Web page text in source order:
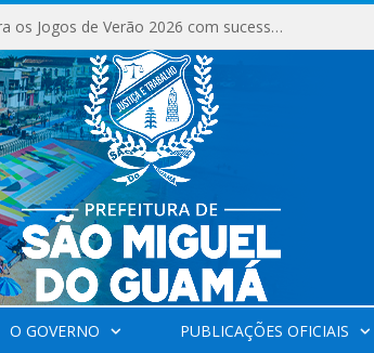
São Miguel do Guamá encerra os Jogos de Verão 2026 com sucesso de público e competições.
O GOVERNO PUBLICAÇÕES OFICIAIS